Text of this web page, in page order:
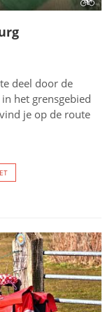
deel door de
het grensgebied
je op de route